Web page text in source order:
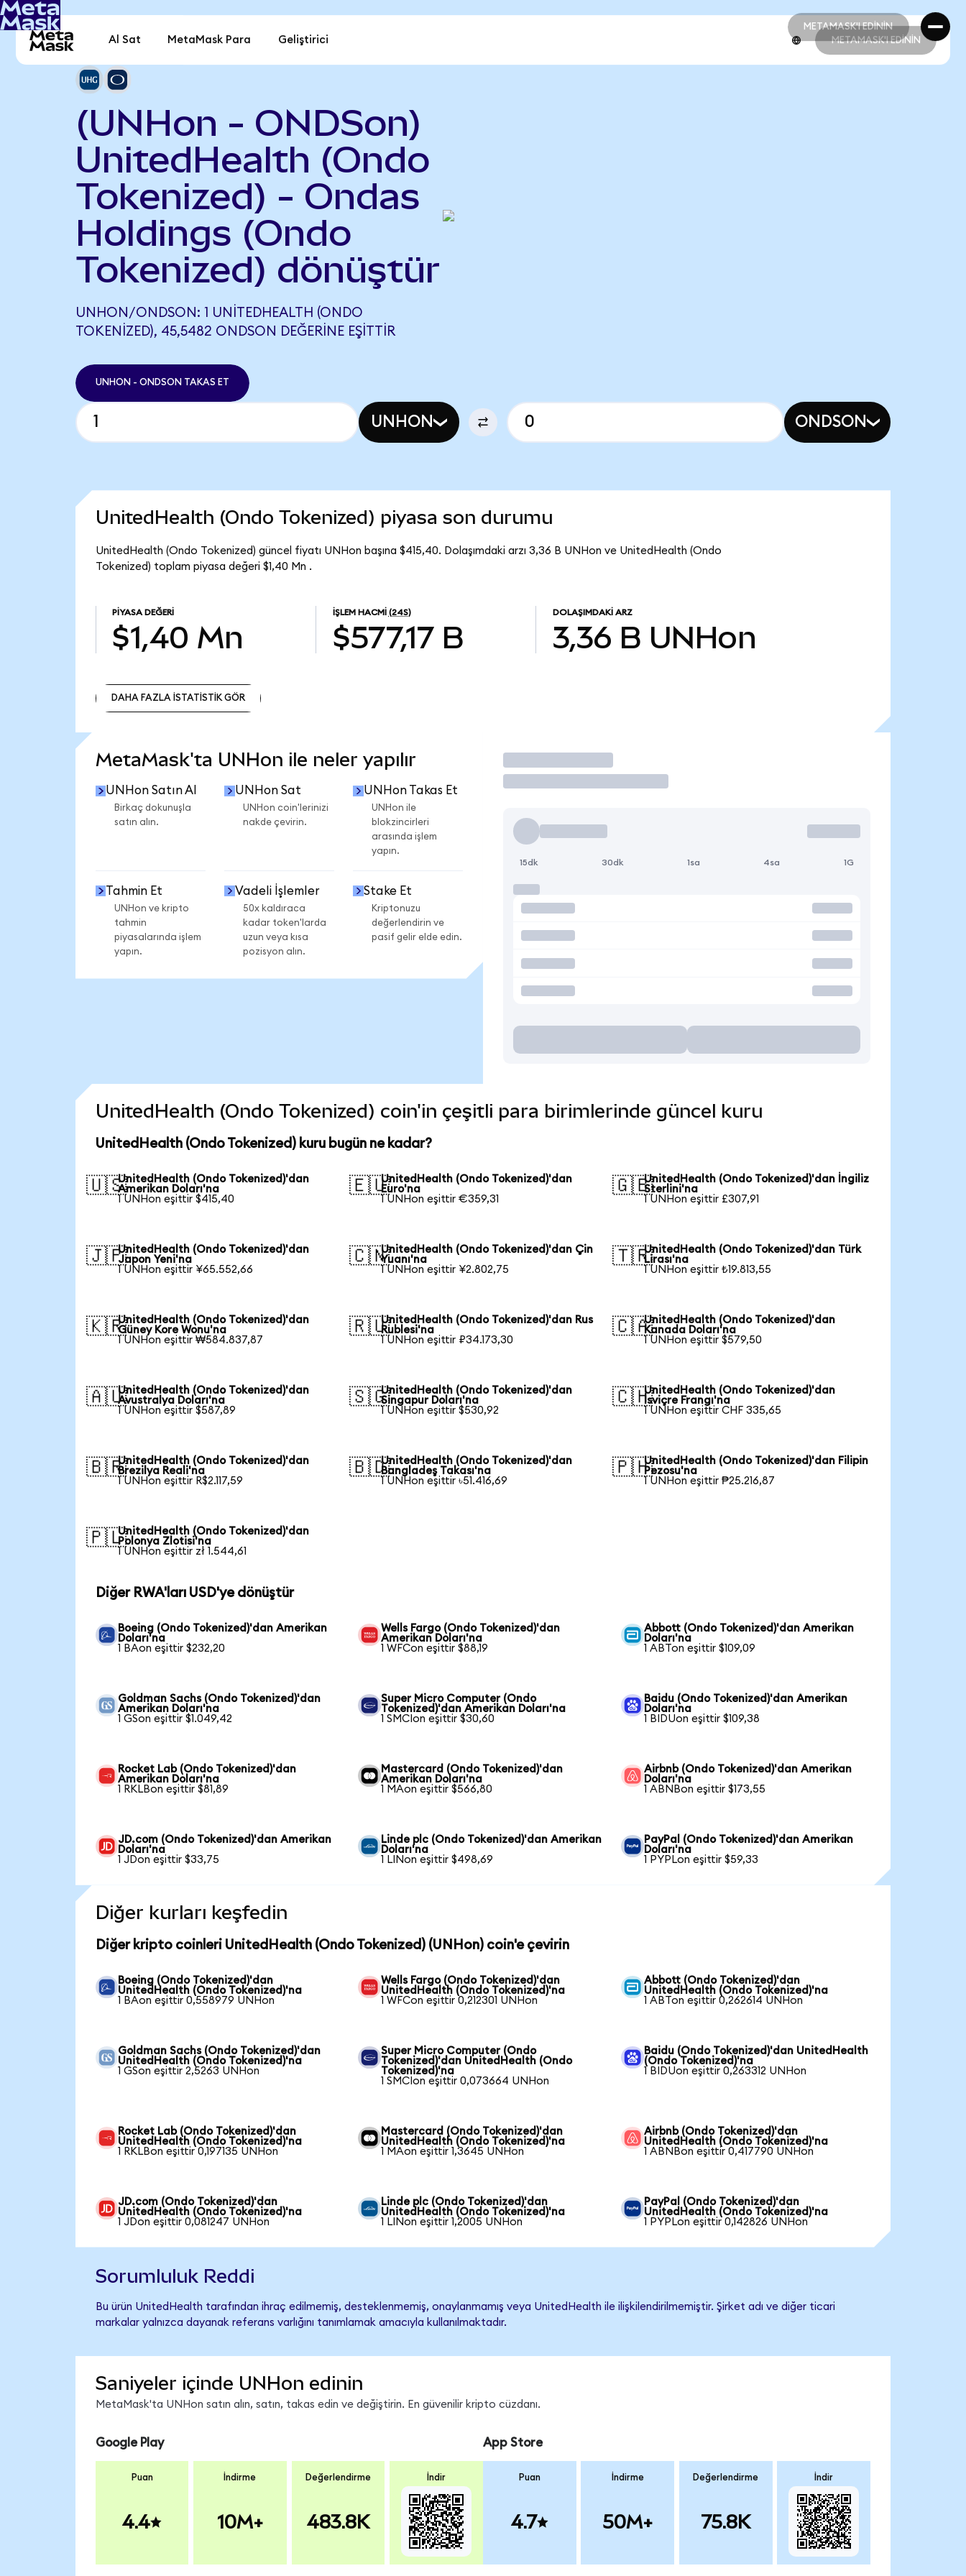
METAMASK'I EDİNİN
METAMASK'I EDİNİN
Al Sat MetaMask Para Geliştirici METAMASK'I EDİNİN
(UNHon - ONDSon)
UnitedHealth (Ondo
Tokenized) - Ondas
Holdings (Ondo
Tokenized) dönüştür
UNHON/ONDSON: 1 UNITEDHEALTH (ONDO
TOKENIZED), 45,5482 ONDSON DEĞERINE EŞITTIR
UNHON - ONDSON TAKAS ET
UNHON ONDSON
UnitedHealth (Ondo Tokenized) piyasa son durumu
UnitedHealth (Ondo Tokenized) güncel fiyatı UNHon başına $415,40. Dolaşımdaki arzı 3,36 B UNHon ve UnitedHealth (Ondo
Tokenized) toplam piyasa değeri $1,40 Mn .
PIYASA DEĞERI
$1,40 Mn
İŞLEM HACMI (24S)
$577,17 B
DOLAŞIMDAKI ARZ
3,36 B UNHon
DAHA FAZLA İSTATİSTİK GÖR
MetaMask'ta UNHon ile neler yapılır
UNHon Satın Al
Birkaç dokunuşla
satın alın.
UNHon Sat
UNHon coin'lerinizi
nakde çevirin.
UNHon Takas Et
UNHon ile
blokzincirleri
arasında işlem
yapın.
Tahmin Et
UNHon ve kripto
tahmin
piyasalarında işlem
yapın.
Vadeli İşlemler
50x kaldıraca
kadar token'larda
uzun veya kısa
pozisyon alın.
Stake Et
Kriptonuzu
değerlendirin ve
pasif gelir elde edin.
İşlem Yap
15dk 30dk 1sa 4sa 1G
UnitedHealth (Ondo Tokenized) coin'in çeşitli para birimlerinde güncel kuru
UnitedHealth (Ondo Tokenized) kuru bugün ne kadar?
🇺🇸UnitedHealth (Ondo Tokenized)'dan
Amerikan Doları'na
1 UNHon eşittir $415,40
🇪🇺UnitedHealth (Ondo Tokenized)'dan
Euro'na
1 UNHon eşittir €359,31
🇬🇧UnitedHealth (Ondo Tokenized)'dan İngiliz
Sterlini'na
1 UNHon eşittir £307,91
🇯🇵UnitedHealth (Ondo Tokenized)'dan
Japon Yeni'na
1 UNHon eşittir ¥65.552,66
🇨🇳UnitedHealth (Ondo Tokenized)'dan Çin
Yuanı'na
1 UNHon eşittir ¥2.802,75
🇹🇷UnitedHealth (Ondo Tokenized)'dan Türk
Lirası'na
1 UNHon eşittir ₺19.813,55
🇰🇷UnitedHealth (Ondo Tokenized)'dan
Güney Kore Wonu'na
1 UNHon eşittir ₩584.837,87
🇷🇺UnitedHealth (Ondo Tokenized)'dan Rus
Rublesi'na
1 UNHon eşittir ₽34.173,30
🇨🇦UnitedHealth (Ondo Tokenized)'dan
Kanada Doları'na
1 UNHon eşittir $579,50
🇦🇺UnitedHealth (Ondo Tokenized)'dan
Avustralya Doları'na
1 UNHon eşittir $587,89
🇸🇬UnitedHealth (Ondo Tokenized)'dan
Singapur Doları'na
1 UNHon eşittir $530,92
🇨🇭UnitedHealth (Ondo Tokenized)'dan
İsviçre Frangı'na
1 UNHon eşittir CHF 335,65
🇧🇷UnitedHealth (Ondo Tokenized)'dan
Brezilya Reali'na
1 UNHon eşittir R$2.117,59
🇧🇩UnitedHealth (Ondo Tokenized)'dan
Bangladeş Takası'na
1 UNHon eşittir ৳51.416,69
🇵🇭UnitedHealth (Ondo Tokenized)'dan Filipin
Pezosu'na
1 UNHon eşittir ₱25.216,87
🇵🇱UnitedHealth (Ondo Tokenized)'dan
Polonya Zlotisi'na
1 UNHon eşittir zł 1.544,61
Diğer RWA'ları USD'ye dönüştür
Boeing (Ondo Tokenized)'dan Amerikan
Doları'na
1 BAon eşittir $232,20
Wells Fargo (Ondo Tokenized)'dan
Amerikan Doları'na
1 WFCon eşittir $88,19
Abbott (Ondo Tokenized)'dan Amerikan
Doları'na
1 ABTon eşittir $109,09
Goldman Sachs (Ondo Tokenized)'dan
Amerikan Doları'na
1 GSon eşittir $1.049,42
Super Micro Computer (Ondo
Tokenized)'dan Amerikan Doları'na
1 SMCIon eşittir $30,60
Baidu (Ondo Tokenized)'dan Amerikan
Doları'na
1 BIDUon eşittir $109,38
Rocket Lab (Ondo Tokenized)'dan
Amerikan Doları'na
1 RKLBon eşittir $81,89
Mastercard (Ondo Tokenized)'dan
Amerikan Doları'na
1 MAon eşittir $566,80
Airbnb (Ondo Tokenized)'dan Amerikan
Doları'na
1 ABNBon eşittir $173,55
JD.com (Ondo Tokenized)'dan Amerikan
Doları'na
1 JDon eşittir $33,75
Linde plc (Ondo Tokenized)'dan Amerikan
Doları'na
1 LINon eşittir $498,69
PayPal (Ondo Tokenized)'dan Amerikan
Doları'na
1 PYPLon eşittir $59,33
Diğer kurları keşfedin
Diğer kripto coinleri UnitedHealth (Ondo Tokenized) (UNHon) coin'e çevirin
Boeing (Ondo Tokenized)'dan
UnitedHealth (Ondo Tokenized)'na
1 BAon eşittir 0,558979 UNHon
Wells Fargo (Ondo Tokenized)'dan
UnitedHealth (Ondo Tokenized)'na
1 WFCon eşittir 0,212301 UNHon
Abbott (Ondo Tokenized)'dan
UnitedHealth (Ondo Tokenized)'na
1 ABTon eşittir 0,262614 UNHon
Goldman Sachs (Ondo Tokenized)'dan
UnitedHealth (Ondo Tokenized)'na
1 GSon eşittir 2,5263 UNHon
Super Micro Computer (Ondo
Tokenized)'dan UnitedHealth (Ondo
Tokenized)'na
1 SMCIon eşittir 0,073664 UNHon
Baidu (Ondo Tokenized)'dan UnitedHealth
(Ondo Tokenized)'na
1 BIDUon eşittir 0,263312 UNHon
Rocket Lab (Ondo Tokenized)'dan
UnitedHealth (Ondo Tokenized)'na
1 RKLBon eşittir 0,197135 UNHon
Mastercard (Ondo Tokenized)'dan
UnitedHealth (Ondo Tokenized)'na
1 MAon eşittir 1,3645 UNHon
Airbnb (Ondo Tokenized)'dan
UnitedHealth (Ondo Tokenized)'na
1 ABNBon eşittir 0,417790 UNHon
JD.com (Ondo Tokenized)'dan
UnitedHealth (Ondo Tokenized)'na
1 JDon eşittir 0,081247 UNHon
Linde plc (Ondo Tokenized)'dan
UnitedHealth (Ondo Tokenized)'na
1 LINon eşittir 1,2005 UNHon
PayPal (Ondo Tokenized)'dan
UnitedHealth (Ondo Tokenized)'na
1 PYPLon eşittir 0,142826 UNHon
Sorumluluk Reddi
Bu ürün UnitedHealth tarafından ihraç edilmemiş, desteklenmemiş, onaylanmamış veya UnitedHealth ile ilişkilendirilmemiştir. Şirket adı ve diğer ticari
markalar yalnızca dayanak referans varlığını tanımlamak amacıyla kullanılmaktadır.
Saniyeler içinde UNHon edinin
MetaMask'ta UNHon satın alın, satın, takas edin ve değiştirin. En güvenilir kripto cüzdanı.
Google Play
Puan
4.4
İndirme
10M+
Değerlendirme
483.8K
İndir
App Store
Puan
4.7
İndirme
50M+
Değerlendirme
75.8K
İndir